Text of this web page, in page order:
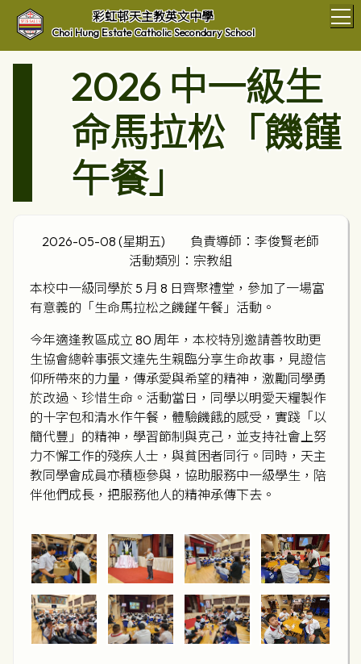
彩虹邨天主教英文中學
Choi Hung Estate Catholic Secondary School
2026 中一級生
命馬拉松「饑饉
午餐」
2026-05-08 (星期五)
負責導師：李俊賢老師
活動類別：宗教組
本校中一級同學於 5 月 8 日齊聚禮堂，參加了一場富
有意義的「生命馬拉松之饑饉午餐」活動。
今年適逢教區成立 80 周年，本校特別邀請善牧助更
生協會總幹事張文達先生親臨分享生命故事，見證信
仰所帶來的力量，傳承愛與希望的精神，激勵同學勇
於改過、珍惜生命。活動當日，同學以明愛天糧製作
的十字包和清水作午餐，體驗饑餓的感受，實踐「以
簡代豐」的精神，學習節制與克己，並支持社會上努
力不懈工作的殘疾人士，與貧困者同行。同時，天主
教同學會成員亦積極參與，協助服務中一級學生，陪
伴他們成長，把服務他人的精神承傳下去。